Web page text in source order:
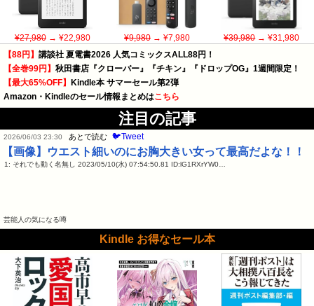
¥27,980→ ¥22,980 ¥9,980→ ¥7,980 ¥39,980→ ¥31,980
【88円】 講談社 夏電書2026 人気コミックスALL88円！
【全巻99円】 秋田書店『クローバー』『チキン』『ドロップOG』1週間限定！
【最大65%OFF】
Kindle本 サマーセール第2弾
Amazon・Kindleのセール情報まとめはこちら
注目の記事
2026/06/03 23:30 あとで読む 🐦Tweet
【画像】ウエスト細いのにお胸大きい女って最高だよな！！
1: それでも動く名無し 2023/05/10(水) 07:54:50.81 ID:lG1RXrYW0…
芸能人の気になる噂
Kindle お得なセール本